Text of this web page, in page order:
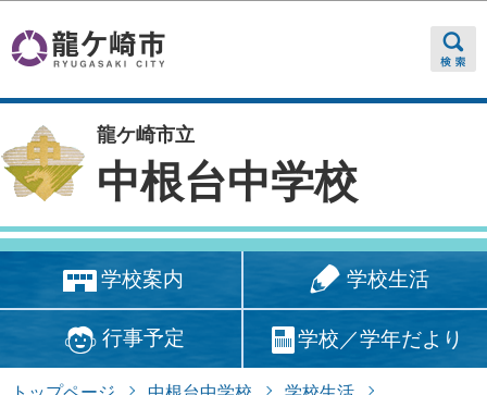
龍ケ崎市立
中根台中学校
学校案内 学校生活
行事予定 学校／学年だより